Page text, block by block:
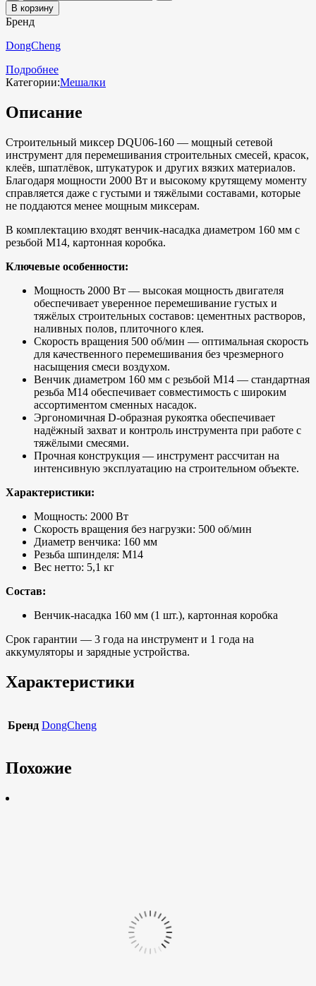
В корзину
Бренд
DongCheng
Подробнее
Категории:Мешалки
Описание
Строительный миксер DQU06-160 — мощный сетевой
инструмент для перемешивания строительных смесей, красок,
клеёв, шпатлёвок, штукатурок и других вязких материалов.
Благодаря мощности 2000 Вт и высокому крутящему моменту
справляется даже с густыми и тяжёлыми составами, которые
не поддаются менее мощным миксерам.
В комплектацию входят венчик-насадка диаметром 160 мм с
резьбой M14, картонная коробка.
Ключевые особенности:
Мощность 2000 Вт — высокая мощность двигателя
обеспечивает уверенное перемешивание густых и
тяжёлых строительных составов: цементных растворов,
наливных полов, плиточного клея.
Скорость вращения 500 об/мин — оптимальная скорость
для качественного перемешивания без чрезмерного
насыщения смеси воздухом.
Венчик диаметром 160 мм с резьбой M14 — стандартная
резьба M14 обеспечивает совместимость с широким
ассортиментом сменных насадок.
Эргономичная D-образная рукоятка обеспечивает
надёжный захват и контроль инструмента при работе с
тяжёлыми смесями.
Прочная конструкция — инструмент рассчитан на
интенсивную эксплуатацию на строительном объекте.
Характеристики:
Мощность: 2000 Вт
Скорость вращения без нагрузки: 500 об/мин
Диаметр венчика: 160 мм
Резьба шпинделя: M14
Вес нетто: 5,1 кг
Состав:
Венчик-насадка 160 мм (1 шт.), картонная коробка
Срок гарантии — 3 года на инструмент и 1 года на
аккумуляторы и зарядные устройства.
Характеристики
Бренд DongCheng
Похожие